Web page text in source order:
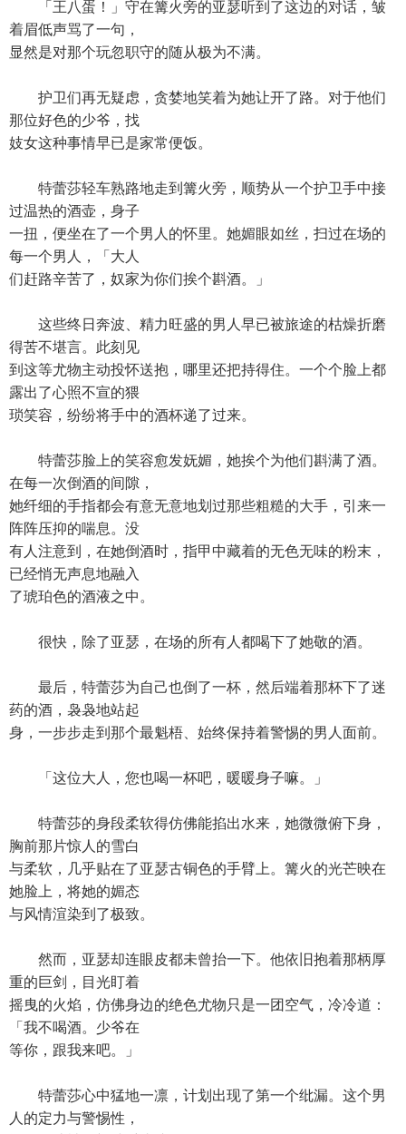
「王八蛋！」守在篝火旁的亚瑟听到了这边的对话，皱
着眉低声骂了一句，
显然是对那个玩忽职守的随从极为不满。
护卫们再无疑虑，贪婪地笑着为她让开了路。对于他们
那位好色的少爷，找
妓女这种事情早已是家常便饭。
特蕾莎轻车熟路地走到篝火旁，顺势从一个护卫手中接
过温热的酒壶，身子
一扭，便坐在了一个男人的怀里。她媚眼如丝，扫过在场的
每一个男人，「大人
们赶路辛苦了，奴家为你们挨个斟酒。」
这些终日奔波、精力旺盛的男人早已被旅途的枯燥折磨
得苦不堪言。此刻见
到这等尤物主动投怀送抱，哪里还把持得住。一个个脸上都
露出了心照不宣的猥
琐笑容，纷纷将手中的酒杯递了过来。
特蕾莎脸上的笑容愈发妩媚，她挨个为他们斟满了酒。
在每一次倒酒的间隙，
她纤细的手指都会有意无意地划过那些粗糙的大手，引来一
阵阵压抑的喘息。没
有人注意到，在她倒酒时，指甲中藏着的无色无味的粉末，
已经悄无声息地融入
了琥珀色的酒液之中。
很快，除了亚瑟，在场的所有人都喝下了她敬的酒。
最后，特蕾莎为自己也倒了一杯，然后端着那杯下了迷
药的酒，袅袅地站起
身，一步步走到那个最魁梧、始终保持着警惕的男人面前。
「这位大人，您也喝一杯吧，暖暖身子嘛。」
特蕾莎的身段柔软得仿佛能掐出水来，她微微俯下身，
胸前那片惊人的雪白
与柔软，几乎贴在了亚瑟古铜色的手臂上。篝火的光芒映在
她脸上，将她的媚态
与风情渲染到了极致。
然而，亚瑟却连眼皮都未曾抬一下。他依旧抱着那柄厚
重的巨剑，目光盯着
摇曳的火焰，仿佛身边的绝色尤物只是一团空气，冷冷道：
「我不喝酒。少爷在
等你，跟我来吧。」
特蕾莎心中猛地一凛，计划出现了第一个纰漏。这个男
人的定力与警惕性，